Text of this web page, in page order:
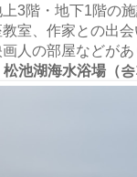
上3階・地下1階の
教室、作家との出
人の部屋などがあ
池湖海水浴場（송